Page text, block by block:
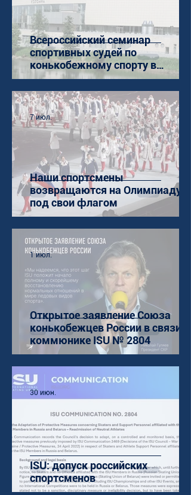
Всероссийский семинар
спортивных судей по
конькобежному спорту в
Коломне
Наши спортсмены
возвращаются на Олимпиаду
под свои флагом
7 июл.
Открытое заявление Союза
конькобежцев России в связи с
коммюнике ISU № 2804
1 июл.
ISU: допуск российских
спортсменов
30 июн.